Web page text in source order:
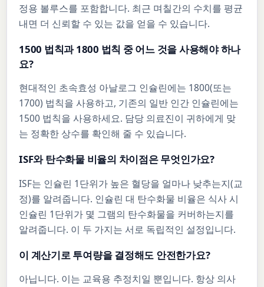
정용 볼루스를 포함합니다. 최근 며칠간의 수치를 평균
내면 더 신뢰할 수 있는 값을 얻을 수 있습니다.
1500 법칙과 1800 법칙 중 어느 것을 사용해야 하나
요?
현대적인 초속효성 아날로그 인슐린에는 1800(또는
1700) 법칙을 사용하고, 기존의 일반 인간 인슐린에는
1500 법칙을 사용하세요. 담당 의료진이 귀하에게 맞
는 정확한 상수를 확인해 줄 수 있습니다.
ISF와 탄수화물 비율의 차이점은 무엇인가요?
ISF는 인슐린 1단위가 높은 혈당을 얼마나 낮추는지(교
정)를 알려줍니다. 인슐린 대 탄수화물 비율은 식사 시
인슐린 1단위가 몇 그램의 탄수화물을 커버하는지를
알려줍니다. 이 두 가지는 서로 독립적인 설정입니다.
이 계산기로 투여량을 결정해도 안전한가요?
아닙니다. 이는 교육용 추정치일 뿐입니다. 항상 의사